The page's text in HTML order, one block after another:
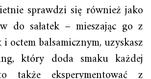
sprawdzi się również jako
do sałatek – mieszając go z
octem balsamicznym, uzyskasz
który doda smaku każdej